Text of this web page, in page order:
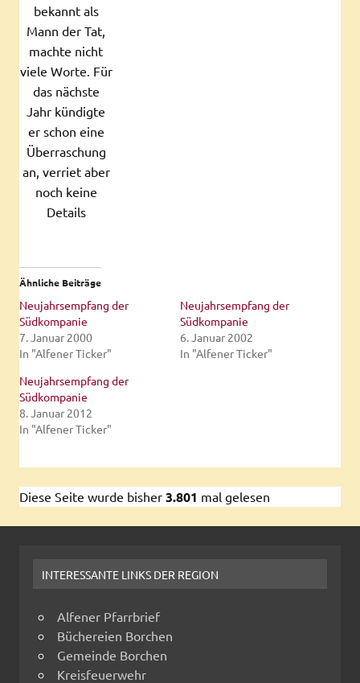
bekannt als
Mann der Tat,
machte nicht
viele Worte. Für
das nächste
Jahr kündigte
er schon eine
Überraschung
an, verriet aber
noch keine
Details
Ähnliche Beiträge
Neujahrsempfang der
Südkompanie
7. Januar 2000
In "Alfener Ticker"
Neujahrsempfang der
Südkompanie
6. Januar 2002
In "Alfener Ticker"
Neujahrsempfang der
Südkompanie
8. Januar 2012
In "Alfener Ticker"
Diese Seite wurde bisher 3.801 mal gelesen
INTERESSANTE LINKS DER REGION
Alfener Pfarrbrief
Büchereien Borchen
Gemeinde Borchen
Kreisfeuerwehr